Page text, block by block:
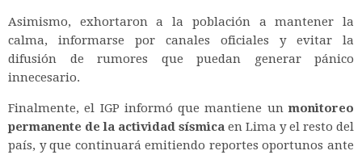
Asimismo, exhortaron a la población a mantener la
calma, informarse por canales oficiales y evitar la
difusión de rumores que puedan generar pánico
innecesario.
Finalmente, el IGP informó que mantiene unmonitoreo
permanente de la actividad sísmica en Lima y el resto del
país, y que continuará emitiendo reportes oportunos ante